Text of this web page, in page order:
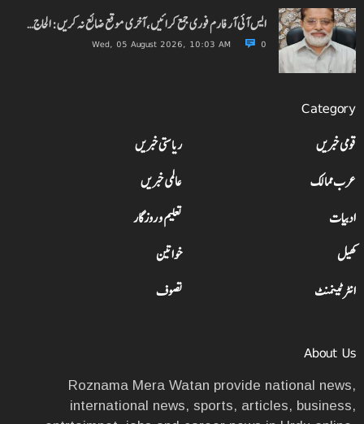
ایس آئی آر فارم فوری جمع کرائیں، آخری موقع ضائع نہ کریں: الحاج…
Wed, 05 August 2026, 10:03 AM 0
Category
قومی خبریں
ریاستی خبریں
عرب ممالک
عالمی خبریں
ادبیات
تعلیم و روزگار
کھیل
خواتین
انٹرٹینمنٹ
تصوف
About Us
Roznama Mera Watan provide national news,
international news, sports, articles, business,